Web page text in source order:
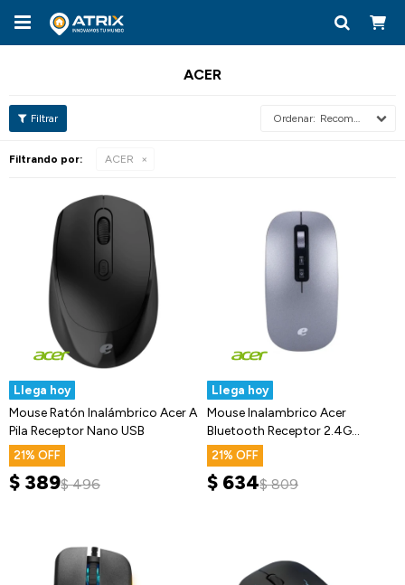

ACER
Recomendados
Filtrando por: ACER
Llega hoy
Mouse Ratón Inalámbrico Acer A
Pila Receptor Nano USB
21
$ 389$ 496
Llega hoy
Mouse Inalambrico Acer
Bluetooth Receptor 2.4G
Recargable
21
$ 634$ 809